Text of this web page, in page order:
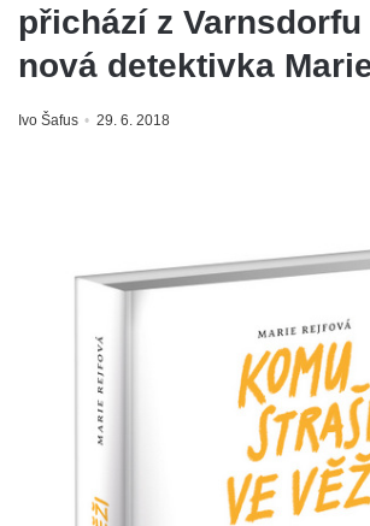
přichází z Varnsdorfu
nová detektivka
Ivo Šafus 29. 6. 2018